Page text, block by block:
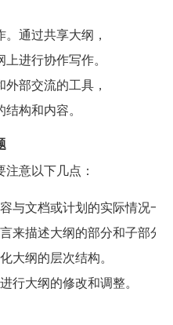
通过共享大纲，
进行协作写作。
部交流的工具，
构和内容。
意以下几点：
与文档或计划的实际情况一
来描述大纲的部分和子部分
大纲的层次结构。
行大纲的修改和调整。